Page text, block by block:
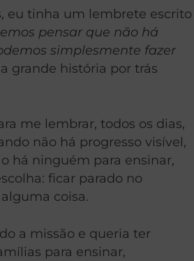
eu tinha um lembrete escrito
pensar que não há
simplesmente fazer
grande história por trás
me lembrar, todos os dias,
não há progresso visível,
há ninguém para ensinar,
ficar parado no
coisa.
a missão e queria ter
para ensinar,